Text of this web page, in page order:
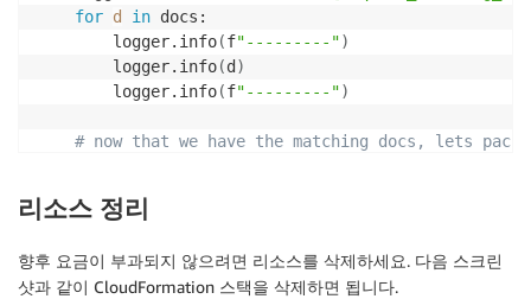
for d in docs:
        logger.info
(f"---------")
        logger.info
(d )
        logger.info
(f"---------")
# now that we have the matching docs, lets pack
template=prompt_template, input_variables
)
리소스 정리
향후 요금이 부과되지 않으려면 리소스를 삭제하세요. 다음 스크린
샷과 같이 CloudFormation 스택을 삭제하면 됩니다.